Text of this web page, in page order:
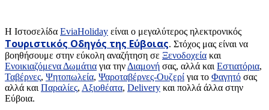
H Ιστοσελίδα EviaHoliday είναι ο μεγαλύτερος ηλεκτρονικός
Τουριστικός Οδηγός της Εύβοιας. Στόχος μας είναι να
βοηθήσουμε στην εύκολη αναζήτηση σε Ξενοδοχεία και
Ενοικιαζόμενα Δωμάτια για την Διαμονή σας, αλλά και Εστιατόρια,
Ταβέρνες, Ψητοπωλεία, Ψαροταβέρνες-Ουζερί για το Φαγητό σας
αλλά και Παραλίες, Αξιοθέατα, Delivery και πολλά άλλα στην
Εύβοια.